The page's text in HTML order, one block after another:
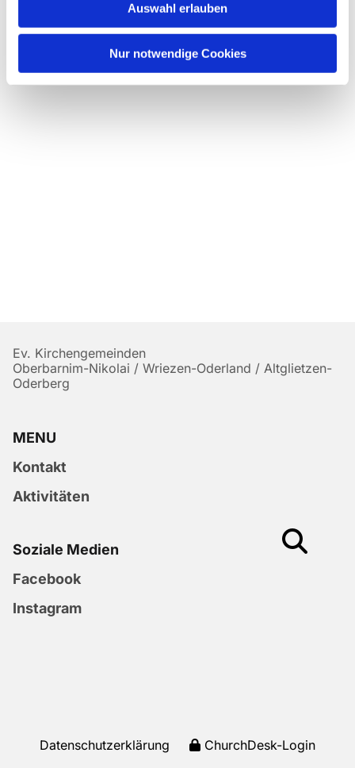
Auswahl erlauben
Nur notwendige Cookies
Ev. Kirchengemeinden
Oberbarnim-Nikolai / Wriezen-Oderland / Altglietzen-
Oderberg
MENU
Kontakt
Aktivitäten
Soziale Medien
Facebook
Instagram
Datenschutzerklärung ChurchDesk-Login